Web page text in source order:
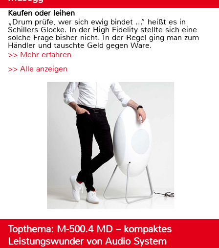
Kaufen oder leihen
„Drum prüfe, wer sich ewig bindet ...“ heißt es in
Schillers Glocke. In der High Fidelity stellte sich eine
solche Frage bisher nicht. In der Regel ging man zum
Händler und tauschte Geld gegen Ware.
>> Mehr erfahren
>> Alle anzeigen
Topthema: M-500.4 MD – kompaktes
Leistungswunder von Audio System